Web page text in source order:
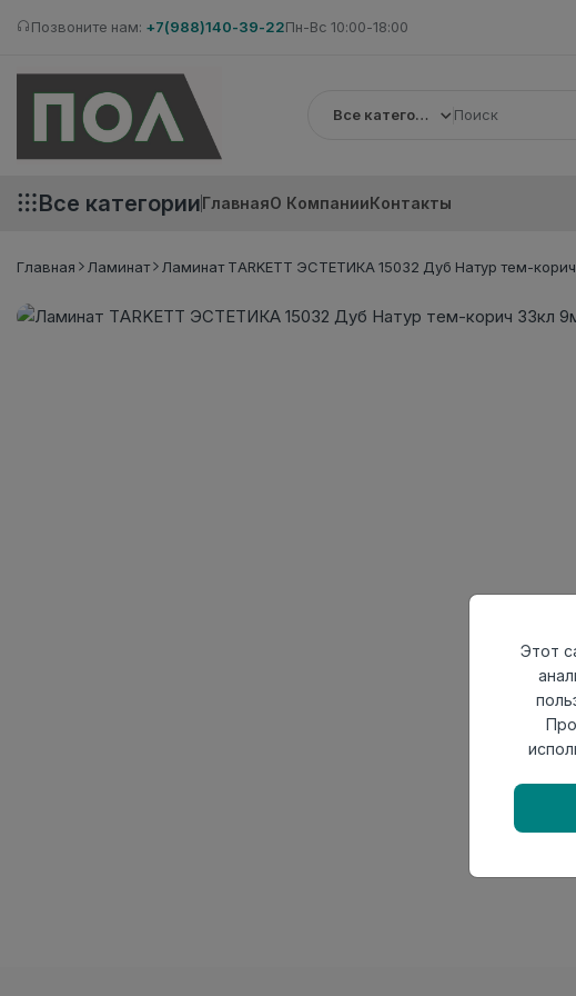
Позвоните нам: +7(988)140-39-22Пн-Вс 10:00-18:00
Все категории
Все категорииГлавнаяО КомпанииКонтакты
Главная Ламинат Ламинат TARKETT ЭСТЕТИКА 15032 Дуб Натур тем-
Этот